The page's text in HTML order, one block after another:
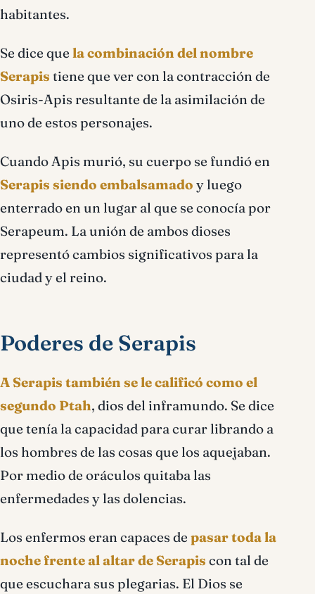
habitantes.
Se dice que la combinación del nombre
Serapis tiene que ver con la contracción de
Osiris-Apis resultante de la asimilación de
uno de estos personajes.
Cuando Apis murió, su cuerpo se fundió en
Serapis siendo embalsamado y luego
enterrado en un lugar al que se conocía por
Serapeum. La unión de ambos dioses
representó cambios significativos para la
ciudad y el reino.
Poderes de Serapis
A Serapis también se le calificó como el
segundo Ptah, dios del inframundo. Se dice
que tenía la capacidad para curar librando a
los hombres de las cosas que los aquejaban.
Por medio de oráculos quitaba las
enfermedades y las dolencias.
Los enfermos eran capaces de pasar toda la
noche frente al altar de Serapis con tal de
que escuchara sus plegarias. El Dios se